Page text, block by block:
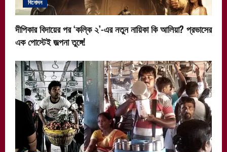
দীপিকার বিদায়ের পর ‘কল্কি ২’-এর নতুন নায়িকা কি আলিয়া? প্রভাসের
এক পোস্টেই জল্পনা তুঙ্গে!